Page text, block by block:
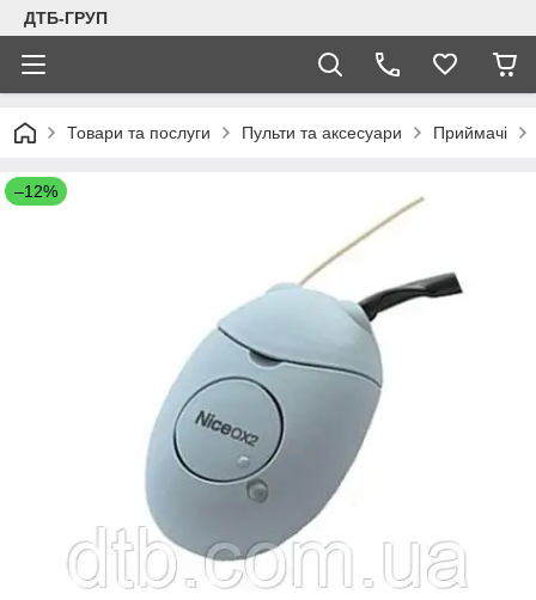
ДТБ-ГРУП
Товари та послуги Пульти та аксесуари Приймачі
–12%